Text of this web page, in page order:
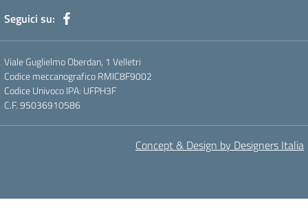
Seguici su:
Viale Guglielmo Oberdan, 1 Velletri
Codice meccanografico RMIC8F9002
Codice Univoco IPA: UFPH3F
C.F. 95036910586
Concept & Design by Designers Italia